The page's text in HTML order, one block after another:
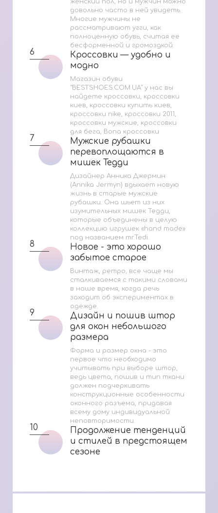
женский пол, но и мужчин можно
довольно часто в ней увидеть.
Многие мужчины не
рассматривают угги, как
полноценную обувь, считая ее
бесформенной и громоздкой.
6
Кроссовки — удобно и
модно
Кроссовки — удобно и
модно
Магазин обуви
"BESTSHOES.COM.UA" у нас вы
найдете кроссовки, кроссовки
киев, кроссовки купить киев,
кроссовки nike, кроссовки 2011,
кроссовки мужские, кроссовки
для бега, Bona кроссовки
7
Мужские рубашки
перевоплощаются в
мишек Тедди
Мужские рубашки
перевоплощаются в
мишек Тедди
Дизайнер Анника Джермин
(Annika Jermyn) вдыхает новую
жизнь в старые мужские
рубашки. Она шьет из них
изумительных мишек Тедди,
которые объединены в целую
коллекцию игрушек «hand made»
под названием mr.Tedi.
8
Новое - это хорошо
забытое старое
Новое - это хорошо
забытое старое
Винтаж, ретро, все чаще мы
сталкиваемся с такими словами
в наше время, когда речь
заходит об экспериментах в
одежде.
9
Дизайн и пошив штор
для окон небольшого
размера
Дизайн и пошив штор
для окон небольшого
размера
Форма и размер окна - это
первое что необходимо
учитывать при выборе штор,
ведь цвета, пошив и тип ткани
должен подчеркивать
конструкционные особенности
оконного разъема, придавая
всему дому индивидуальной
неповторимости.
10
Продолжение тенденций
и стилей в предстоящем
сезоне
Продолжение тенденций
и стилей в предстоящем
сезоне